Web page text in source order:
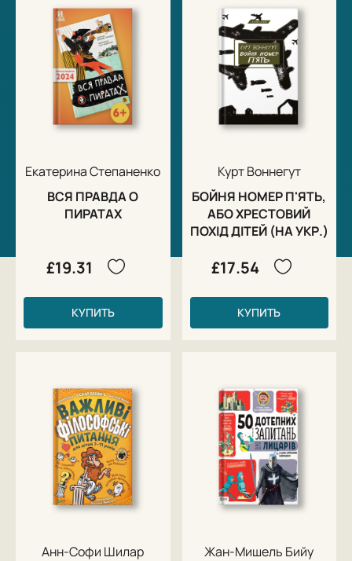
Екатерина Степаненко
ВСЯ ПРАВДА О
ПИРАТАХ
£19.31
КУПИТЬ
Курт Воннегут
БОЙНЯ НОМЕР П'ЯТЬ,
АБО ХРЕСТОВИЙ
ПОХІД ДІТЕЙ (НА УКР.)
£17.54
КУПИТЬ
Анн-Софи Шилар
Жан-Мишель Бийу